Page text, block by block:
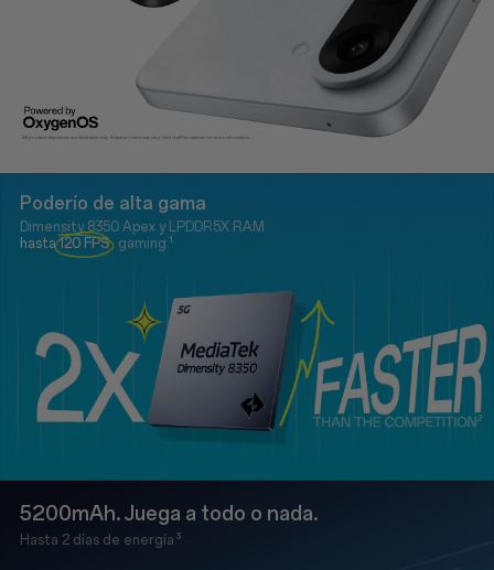
All product depictions are illustrative only. Actual product may vary. Visit OnePlus website for more information.
Poderío de alta gama
Dimensity 8350 Apex y LPDDR5X RAM
hasta 120 FPS gaming.¹
5200mAh. Juega a todo o nada.
Hasta 2 días de energía.³